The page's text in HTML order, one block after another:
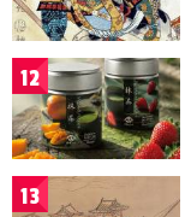
12
13